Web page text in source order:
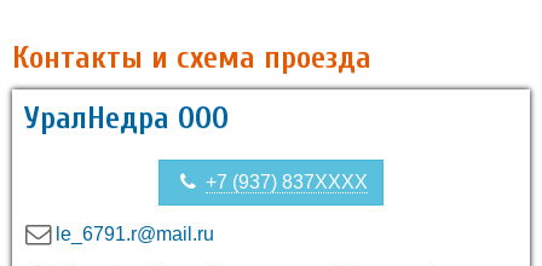
Контакты и схема проезда
УралНедра ООО
+7 (937) 837XXXX
le_6791.r@mail.ru